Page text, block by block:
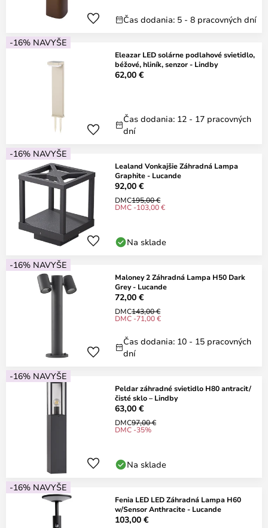
Čas dodania: 5 - 8 pracovných dní
-16% NAVYŠE
Eleazar LED solárne podlahové svietidlo,
béžové, hliník, senzor - Lindby
62,00 €
Čas dodania: 12 - 17 pracovných
dní
-16% NAVYŠE
Lealand Vonkajšie Záhradná Lampa
Graphite - Lucande
92,00 €
DMC195,00 €
DMC -103,00 €
Na sklade
-16% NAVYŠE
Maloney 2 Záhradná Lampa H50 Dark
Grey - Lucande
72,00 €
DMC143,00 €
DMC -71,00 €
Čas dodania: 10 - 15 pracovných
dní
-16% NAVYŠE
Peldar záhradné svietidlo H80 antracit/
čisté sklo – Lindby
63,00 €
DMC97,00 €
DMC -35%
Na sklade
-16% NAVYŠE
Fenia LED LED Záhradná Lampa H60
w/Sensor Anthracite - Lucande
103,00 €